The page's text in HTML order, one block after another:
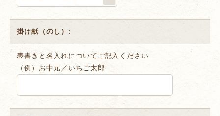
掛け紙（のし）:
表書きと名入れについてご記入ください
（例）お中元／いちご太郎